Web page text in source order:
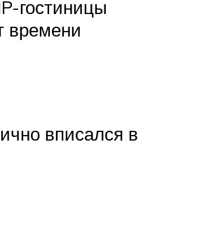
гостиницы
времени
вписался в